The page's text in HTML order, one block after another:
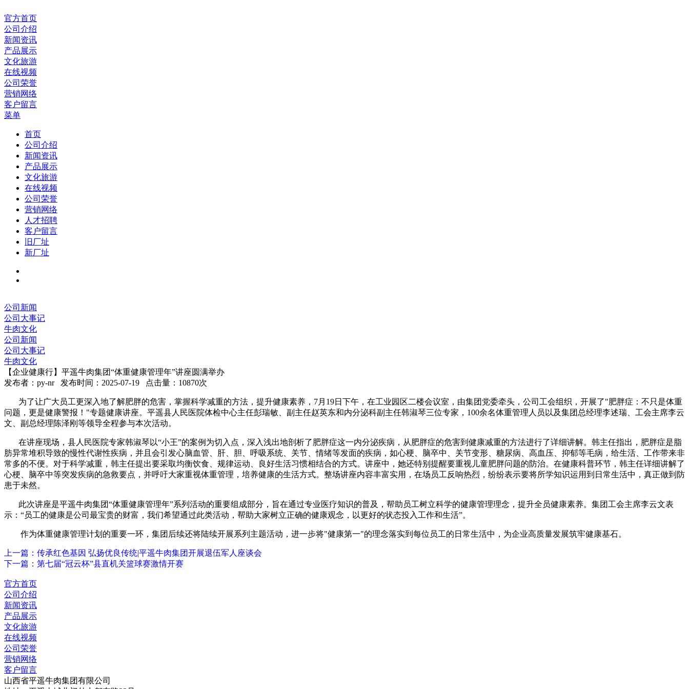
官方首页
公司介绍
新闻资讯
产品展示
文化旅游
在线视频
公司荣誉
营销网络
客户留言
菜单
首页
公司介绍
新闻资讯
产品展示
文化旅游
在线视频
公司荣誉
营销网络
人才招聘
客户留言
旧厂址
新厂址
公司新闻
公司大事记
牛肉文化
公司新闻
公司大事记
牛肉文化
【企业健康行】平遥牛肉集团“体重健康管理年”讲座圆满举办
发布者：py-nr 发布时间：2025-07-19 点击量：10870次
为了让广大员工更深入地了解肥胖的危害，掌握科学减重的方法，提升健康素养， 7月 19日下午，在工业园区二楼会议室，由集团党委牵头，公司工会组织，开展了"肥胖症：不只是体重
问题，更是健康警报！ "专题健康讲座。平遥县人民医院体检中心主任彭瑞敏、副主任赵英东和内分泌科副主任韩淑琴三位专家， 100余名体重管理人员以及集团总经理李述瑞、工会主席李云
文、副总经理陈泽刚等领导全程参与本次活动。
在讲座现场，县人民医院专家韩淑琴以“小王”的案例为切入点，深入浅出地剖析了肥胖症这一内分泌疾病，从肥胖症的危害到健康减重的方法进行了详细讲解。韩主任指出，肥胖症是脂
肪异常堆积导致的慢性代谢性疾病，并且 会引发心脑血管、肝、胆、呼吸系统、关节、情绪等发面的疾病，如心梗、脑卒中、关节变形、糖尿病、高血压、抑郁等毛病，给生活、工作带来非
常多的不便。对于科学减重，韩主任提出要采取均衡饮食、规律运动、良好生活习惯相结合的方式。讲座中，她还特别提醒要重视儿童肥胖问题的防治。在健康科普环节，韩主任详细讲解了
心梗、脑卒中等突发疾病的急救要点，并呼吁大家重视体重管理，培养健康的生活方式。整场讲座内容丰富实用，在场员工反响热烈，纷纷表示要将所学知识运用到日常生活中，真正做到防
患于未然。
此次讲座是平遥牛肉集团“体重健康管理年”系列活动的重要组成部分，旨在通过专业医疗知识的普及，帮助员工树立科学的健康管理理念，提升全员健康素养。集团工会主席李云文表
示： “员工的健康是公司最宝贵的财富，我们希望通过此类活动，帮助大家树立正确的健康观念，以更好的状态投入工作和生活”。
作为体重健康管理计划的重要一环，集团后续还将陆续开展系列主题活动，进一步将"健康第一"的理念落实到每位员工的日常生活中，为企业高质量发展筑牢健康基石。
上一篇：传承红色基因 弘扬优良传统|平遥牛肉集团开展退伍军人座谈会
下一篇：第七届“冠云杯”县直机关篮球赛激情开赛
官方首页
公司介绍
新闻资讯
产品展示
文化旅游
在线视频
公司荣誉
营销网络
客户留言
山西省平遥牛肉集团有限公司